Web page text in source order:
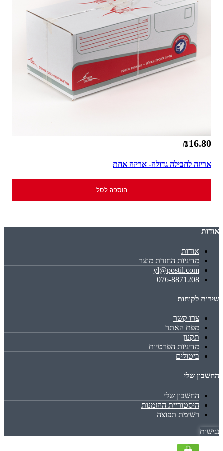
₪16.80
אריזה לחבילה גדולה- אריזה אחת
הוספה לסל
אודות
אודות
מדיניות החזרת מוצר
yl@postil.com
076-8871208
שירות לקוחות
צרו קשר
מפת האתר
תקנון
מדיניות הפרטיות
ביטולים
החשבון שלי
החשבון שלי
היסטוריית ההזמנות
רשימת תפוצה
נגישות